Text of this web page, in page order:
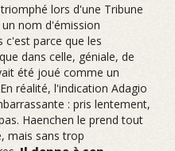
lors d'une Tribune
nom d'émission
parce que les
dans celle, géniale, de
été joué comme un
réalité, l'indication Adagio
: pris lentement,
Haenchen le prend tout
mais sans trop